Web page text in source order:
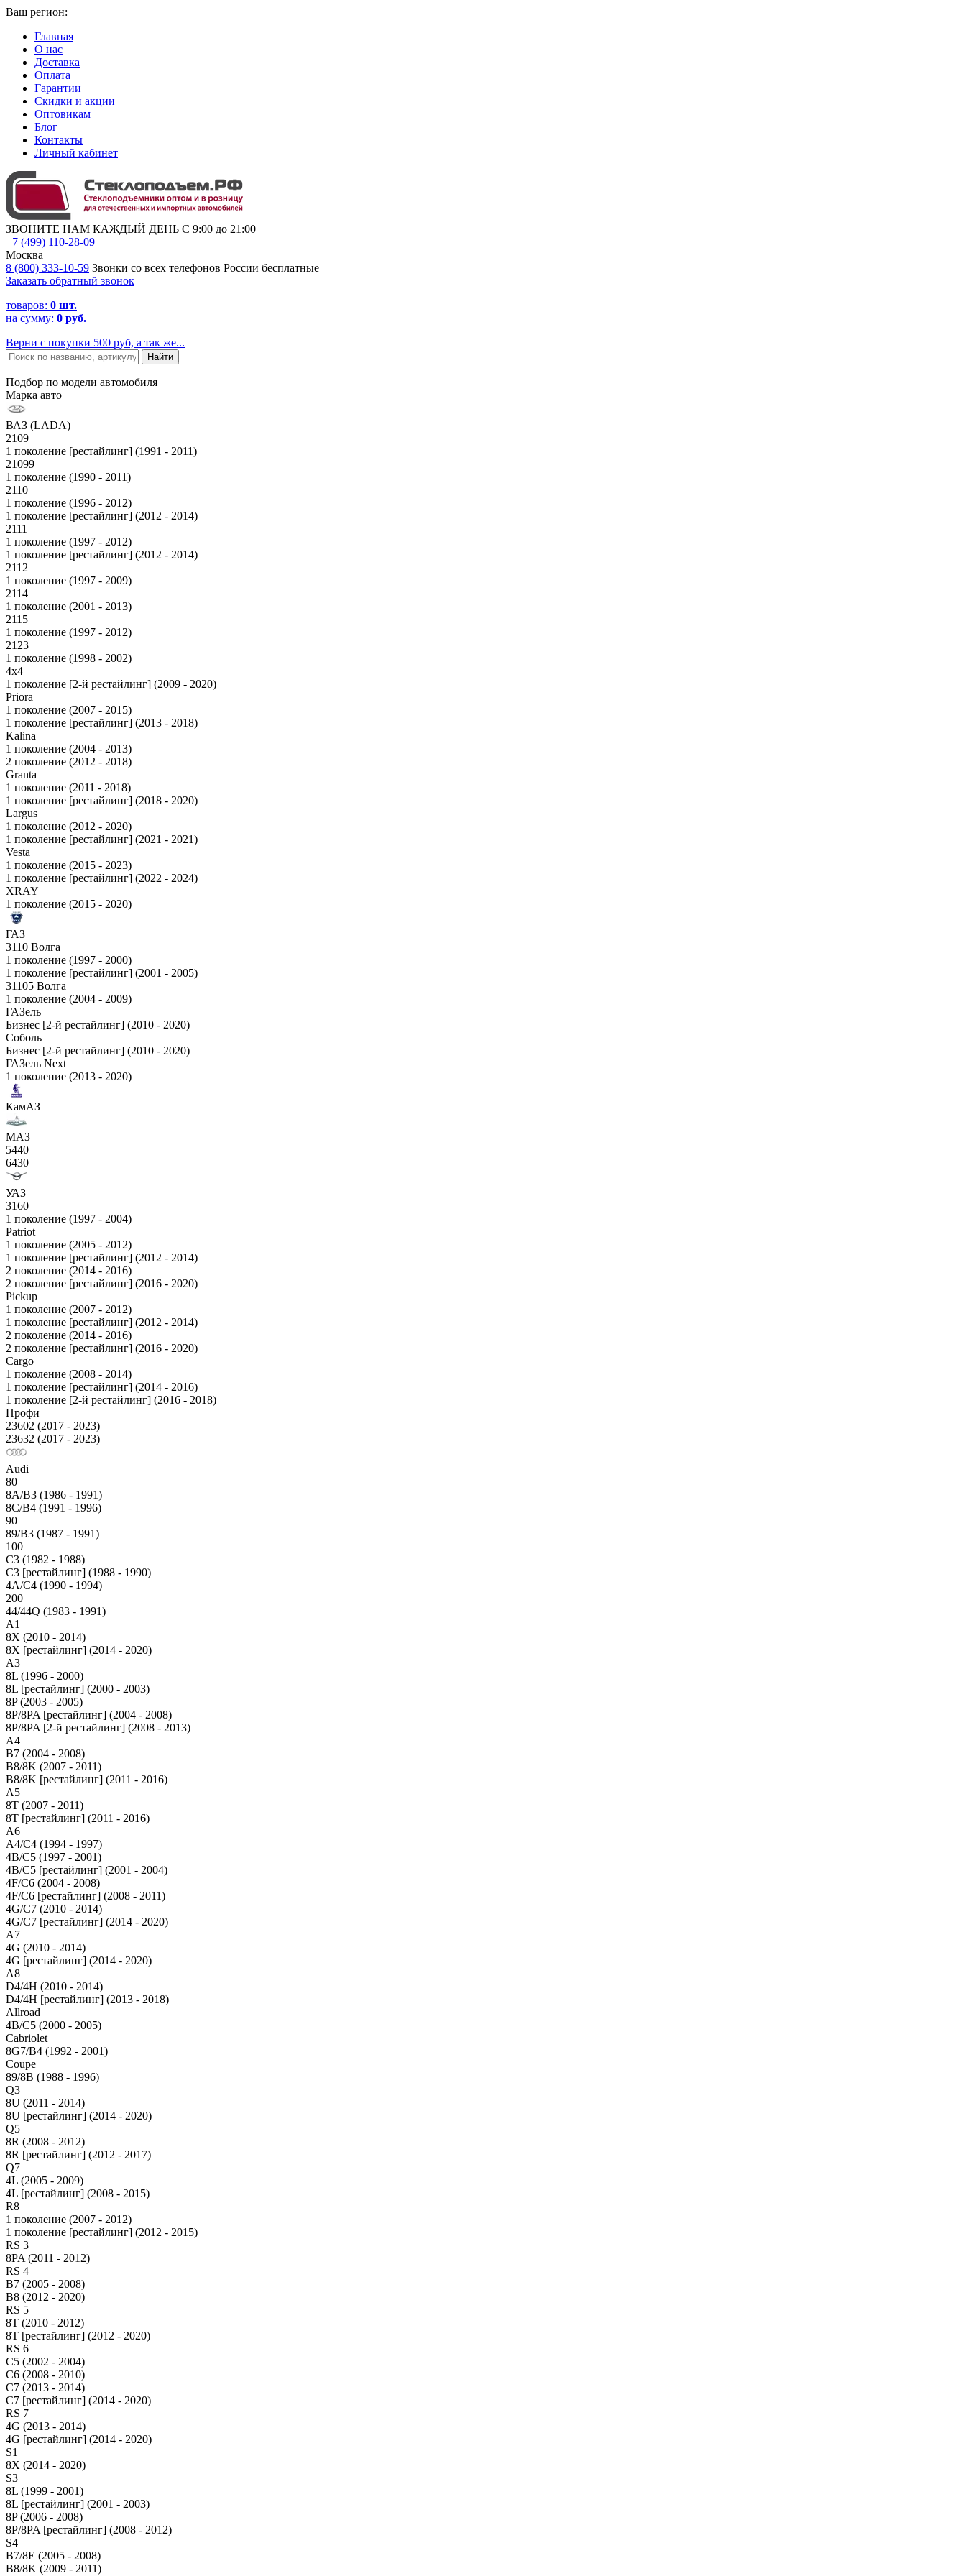
Ваш регион:
Главная
О нас
Доставка
Оплата
Гарантии
Скидки и акции
Оптовикам
Блог
Контакты
Личный кабинет
ЗВОНИТЕ НАМ КАЖДЫЙ ДЕНЬ С 9:00 до 21:00
+7 (499) 110-28-09
Москва
8 (800) 333-10-59 Звонки со всех телефонов России бесплатные
Заказать обратный звонок
товаров: 0 шт.
на сумму: 0 руб.
Верни с покупки 500 руб, а так же...
Подбор по модели автомобиля
Марка авто
ВАЗ (LADA)
2109
1 поколение [рестайлинг] (1991 - 2011)
21099
1 поколение (1990 - 2011)
2110
1 поколение (1996 - 2012)
1 поколение [рестайлинг] (2012 - 2014)
2111
1 поколение (1997 - 2012)
1 поколение [рестайлинг] (2012 - 2014)
2112
1 поколение (1997 - 2009)
2114
1 поколение (2001 - 2013)
2115
1 поколение (1997 - 2012)
2123
1 поколение (1998 - 2002)
4x4
1 поколение [2-й рестайлинг] (2009 - 2020)
Priora
1 поколение (2007 - 2015)
1 поколение [рестайлинг] (2013 - 2018)
Kalina
1 поколение (2004 - 2013)
2 поколение (2012 - 2018)
Granta
1 поколение (2011 - 2018)
1 поколение [рестайлинг] (2018 - 2020)
Largus
1 поколение (2012 - 2020)
1 поколение [рестайлинг] (2021 - 2021)
Vesta
1 поколение (2015 - 2023)
1 поколение [рестайлинг] (2022 - 2024)
XRAY
1 поколение (2015 - 2020)
ГАЗ
3110 Волга
1 поколение (1997 - 2000)
1 поколение [рестайлинг] (2001 - 2005)
31105 Волга
1 поколение (2004 - 2009)
ГАЗель
Бизнес [2-й рестайлинг] (2010 - 2020)
Соболь
Бизнес [2-й рестайлинг] (2010 - 2020)
ГАЗель Next
1 поколение (2013 - 2020)
КамАЗ
МАЗ
5440
6430
УАЗ
3160
1 поколение (1997 - 2004)
Patriot
1 поколение (2005 - 2012)
1 поколение [рестайлинг] (2012 - 2014)
2 поколение (2014 - 2016)
2 поколение [рестайлинг] (2016 - 2020)
Pickup
1 поколение (2007 - 2012)
1 поколение [рестайлинг] (2012 - 2014)
2 поколение (2014 - 2016)
2 поколение [рестайлинг] (2016 - 2020)
Cargo
1 поколение (2008 - 2014)
1 поколение [рестайлинг] (2014 - 2016)
1 поколение [2-й рестайлинг] (2016 - 2018)
Профи
23602 (2017 - 2023)
23632 (2017 - 2023)
Audi
80
8A/B3 (1986 - 1991)
8C/B4 (1991 - 1996)
90
89/B3 (1987 - 1991)
100
С3 (1982 - 1988)
С3 [рестайлинг] (1988 - 1990)
4A/C4 (1990 - 1994)
200
44/44Q (1983 - 1991)
A1
8X (2010 - 2014)
8X [рестайлинг] (2014 - 2020)
A3
8L (1996 - 2000)
8L [рестайлинг] (2000 - 2003)
8P (2003 - 2005)
8P/8PA [рестайлинг] (2004 - 2008)
8P/8PA [2-й рестайлинг] (2008 - 2013)
A4
B7 (2004 - 2008)
B8/8K (2007 - 2011)
B8/8K [рестайлинг] (2011 - 2016)
A5
8T (2007 - 2011)
8T [рестайлинг] (2011 - 2016)
A6
A4/C4 (1994 - 1997)
4B/C5 (1997 - 2001)
4B/C5 [рестайлинг] (2001 - 2004)
4F/C6 (2004 - 2008)
4F/C6 [рестайлинг] (2008 - 2011)
4G/C7 (2010 - 2014)
4G/C7 [рестайлинг] (2014 - 2020)
A7
4G (2010 - 2014)
4G [рестайлинг] (2014 - 2020)
A8
D4/4H (2010 - 2014)
D4/4H [рестайлинг] (2013 - 2018)
Allroad
4B/C5 (2000 - 2005)
Cabriolet
8G7/B4 (1992 - 2001)
Coupe
89/8B (1988 - 1996)
Q3
8U (2011 - 2014)
8U [рестайлинг] (2014 - 2020)
Q5
8R (2008 - 2012)
8R [рестайлинг] (2012 - 2017)
Q7
4L (2005 - 2009)
4L [рестайлинг] (2008 - 2015)
R8
1 поколение (2007 - 2012)
1 поколение [рестайлинг] (2012 - 2015)
RS 3
8PA (2011 - 2012)
RS 4
B7 (2005 - 2008)
B8 (2012 - 2020)
RS 5
8T (2010 - 2012)
8T [рестайлинг] (2012 - 2020)
RS 6
C5 (2002 - 2004)
C6 (2008 - 2010)
C7 (2013 - 2014)
C7 [рестайлинг] (2014 - 2020)
RS 7
4G (2013 - 2014)
4G [рестайлинг] (2014 - 2020)
S1
8X (2014 - 2020)
S3
8L (1999 - 2001)
8L [рестайлинг] (2001 - 2003)
8P (2006 - 2008)
8P/8PA [рестайлинг] (2008 - 2012)
S4
B7/8E (2005 - 2008)
B8/8K (2009 - 2011)